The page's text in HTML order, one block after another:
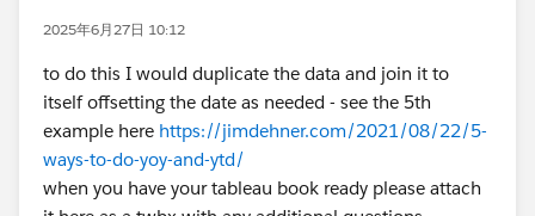
2025年6月27日 10:12
to do this I would duplicate the data and join it to
itself offsetting the date as needed - see the 5th
example here https://jimdehner.com/2021/08/22/5-
ways-to-do-yoy-and-ytd/
when you have your tableau book ready please attach